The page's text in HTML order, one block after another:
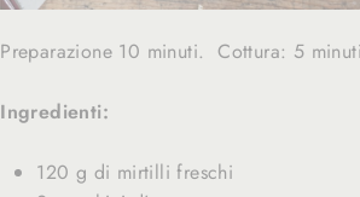
Preparazione 10 minuti. Cottura: 5
Ingredienti:
120 g di mirtilli freschi